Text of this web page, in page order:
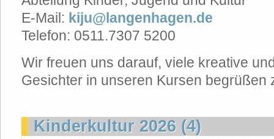
E-Mail: kiju@langenhagen.de
Telefon: 0511.7307 5200
Wir freuen uns darauf, viele kreative
Gesichter in unseren Kursen begrüßen
Kinderkultur 2026 (4)